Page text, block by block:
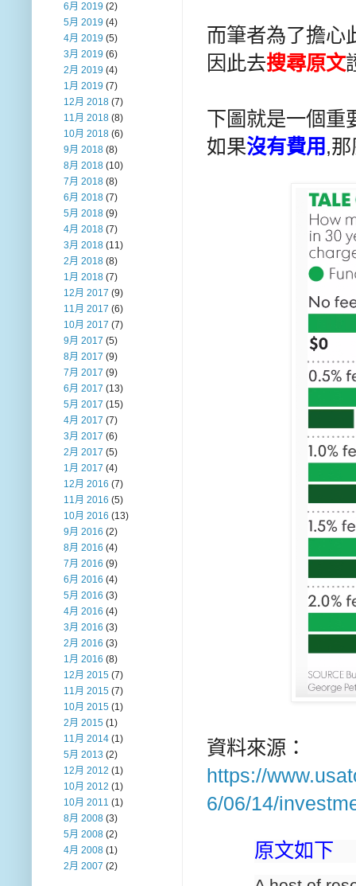
而筆者為了擔心
因此去搜尋原文
下圖就是一個重
如果沒有費用 ,
資料來源：
https://
6/06/14/
原文如下
6月 2019 (2)
5月 2019 (4)
4月 2019 (5)
3月 2019 (6)
2月 2019 (4)
1月 2019 (7)
12月 2018 (7)
11月 2018 (8)
10月 2018 (6)
9月 2018 (8)
8月 2018 (10)
7月 2018 (8)
6月 2018 (7)
5月 2018 (9)
4月 2018 (7)
3月 2018 (11)
2月 2018 (8)
1月 2018 (7)
12月 2017 (9)
11月 2017 (6)
10月 2017 (7)
9月 2017 (5)
8月 2017 (9)
7月 2017 (9)
6月 2017 (13)
5月 2017 (15)
4月 2017 (7)
3月 2017 (6)
2月 2017 (5)
1月 2017 (4)
12月 2016 (7)
11月 2016 (5)
10月 2016 (13)
9月 2016 (2)
8月 2016 (4)
7月 2016 (9)
6月 2016 (4)
5月 2016 (3)
4月 2016 (4)
3月 2016 (3)
2月 2016 (3)
1月 2016 (8)
12月 2015 (7)
11月 2015 (7)
10月 2015 (1)
2月 2015 (1)
11月 2014 (1)
5月 2013 (2)
12月 2012 (1)
10月 2012 (1)
10月 2011 (1)
8月 2008 (3)
5月 2008 (2)
4月 2008 (1)
2月 2007 (2)